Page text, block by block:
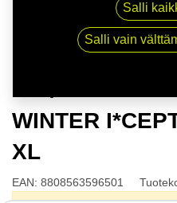
175/60R15 81H
WINTER
XL
EAN: 8808563596501
Salli
Salli vain